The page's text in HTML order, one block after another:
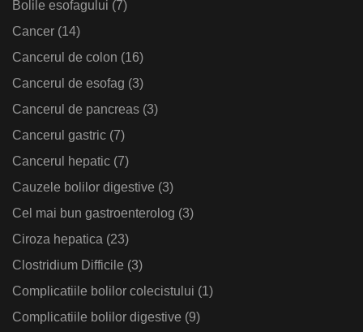
Bolile esofagului (7)
Cancer (14)
Cancerul de colon (16)
Cancerul de esofag (3)
Cancerul de pancreas (3)
Cancerul gastric (7)
Cancerul hepatic (7)
Cauzele bolilor digestive (3)
Cel mai bun gastroenterolog (3)
Ciroza hepatica (23)
Clostridium Difficile (3)
Complicatiile bolilor colecistului (1)
Complicatiile bolilor digestive (9)